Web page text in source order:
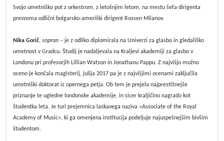
Svojo umetniško pot z orkestrom, z letošnjim letom, na mestu šefa dirigenta
prevzema odlični bolgarsko-ameriški dirigent Rossen Milanov.
Nika Gorič, sopran – je z odliko diplomirala na Univerzi za glasbo in gledališko
umetnost v Gradcu. Študij je nadaljevala na Kraljevi akademiji za glasbo v
Londonu pri profesorjih Lillian Watson in Jonathanu Pappu. Z najvišjo možno
oceno je končala magisterij, julija 2017 pa je z najvišjimi ocenami zaključila
umetniški doktorat iz opernega petja. Ob tem je prejela najprestižnejše
priznanje te ugledne londonske akademije, in sicer kraljičino nagrado kot
študentka leta. Je turi prejemnica laskavega naziva »Associate of the Royal
Academy of Music«, ki ga omenjena institucija podeljuje najuspešnejšim bivšim
študentom.